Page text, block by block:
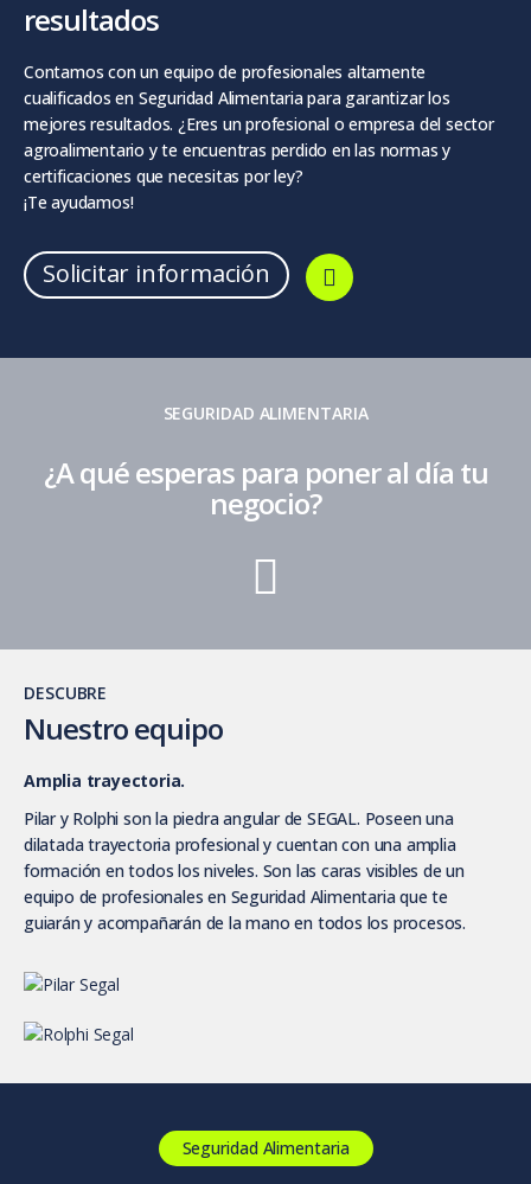
resultados
Contamos con un equipo de profesionales altamente
cualificados en Seguridad Alimentaria para garantizar los
mejores resultados. ¿Eres un profesional o empresa del sector
agroalimentario y te encuentras perdido en las normas y
certificaciones que necesitas por ley?
¡Te ayudamos!
Solicitar información
SEGURIDAD ALIMENTARIA
¿A qué esperas para poner al día tu
negocio?
DESCUBRE
Nuestro equipo
Amplia trayectoria.
Pilar y Rolphi son la piedra angular de SEGAL. Poseen una
dilatada trayectoria profesional y cuentan con una amplia
formación en todos los niveles. Son las caras visibles de un
equipo de profesionales en Seguridad Alimentaria que te
guiarán y acompañarán de la mano en todos los procesos.
Seguridad Alimentaria